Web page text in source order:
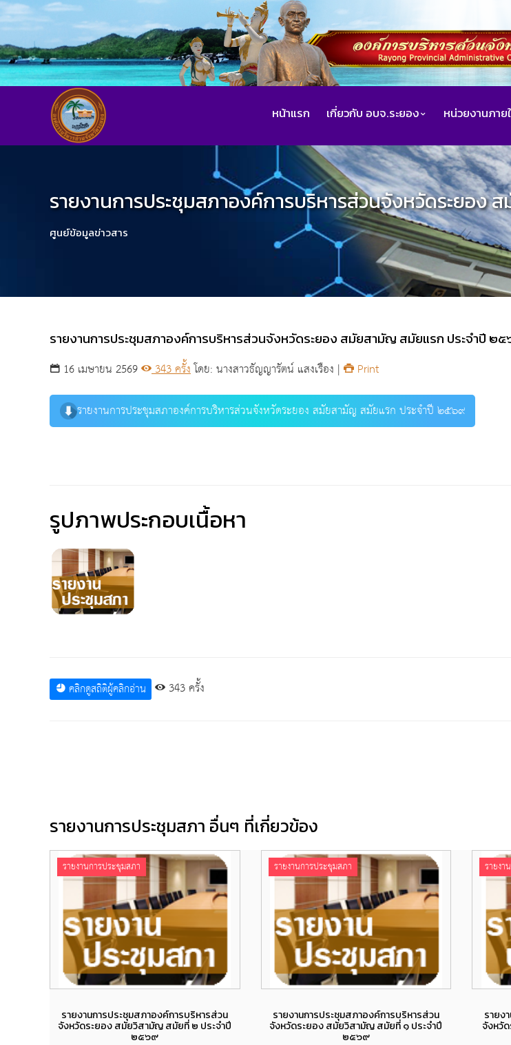
หน้าแรก เกี่ยวกับ อบจ.ระยอง หน่วยงานภาย
รายงานการประชุมสภาองค์การบริหารส่วนจังหวัดระยอ
ศูนย์ข้อมูลข่าวสาร
รายงานการประชุมสภาองค์การบริหารส่วนจังหวัดระยอง สมัยสามัญ สมัยแรก ประจำปี ๒
16 เมษายน 2569 343 ครั้งโดย: นางสาวธัญญารัตน์ แสงเรือง | Print
รายงานการประชุมสภาองค์การบริหารส่วนจังหวัดระยอง สมัยสามัญ สมัยแรก ประจำปี ๒๕๖๙
รูปภาพประกอบเนื้อหา
คลิกดูสถิติผู้คลิกอ่าน 343 ครั้ง
รายงานการประชุมสภา อื่นๆ ที่เกี่ยวข้อง
รายงานการประชุมสภา
รายงานการประชุมสภาองค์การบริหารส่วน
จังหวัดระยอง สมัยวิสามัญ สมัยที่ ๒ ประจำปี
๒๕๖๙
รายงานการประชุมสภา
รายงานการประชุมสภาองค์การบริหารส่วน
จังหวัดระยอง สมัยวิสามัญ สมัยที่ ๑ ประจำปี
๒๕๖๙
รายงา
รายง
จังหวั